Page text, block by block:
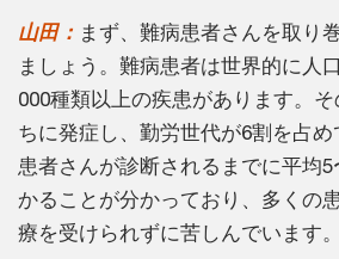
山田： まず、難病患者さんを取り
ましょう。難病患者は世界的に人
000種類以上の疾患があります。
ちに発症し、勤労世代が6割を占め
患者さんが診断されるまでに平均
かることが分かっており、多くの
療を受けられずに苦しんでいます。